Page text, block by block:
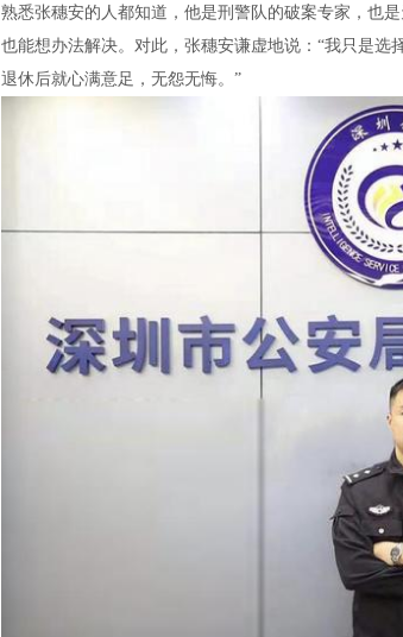
熟悉张穗安的人都知道，他是刑警队的破案专家，也
也能想办法解决。对此，张穗安谦虚地说：“我只是选
退休后就心满意足，无怨无悔。”